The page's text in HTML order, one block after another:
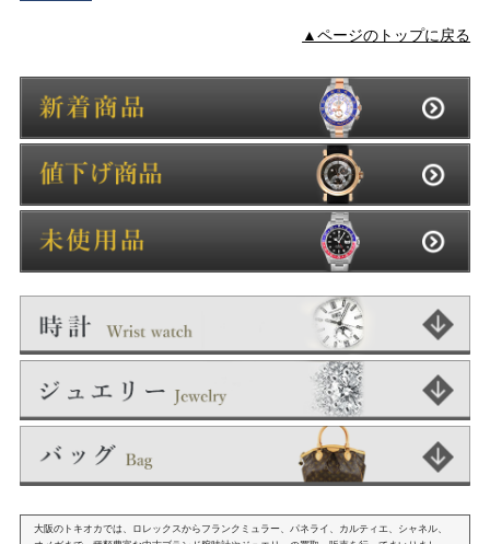
▲ページのトップに戻る
大阪のトキオカでは、ロレックスからフランクミュラー、パネライ、カルティエ、シャネル、